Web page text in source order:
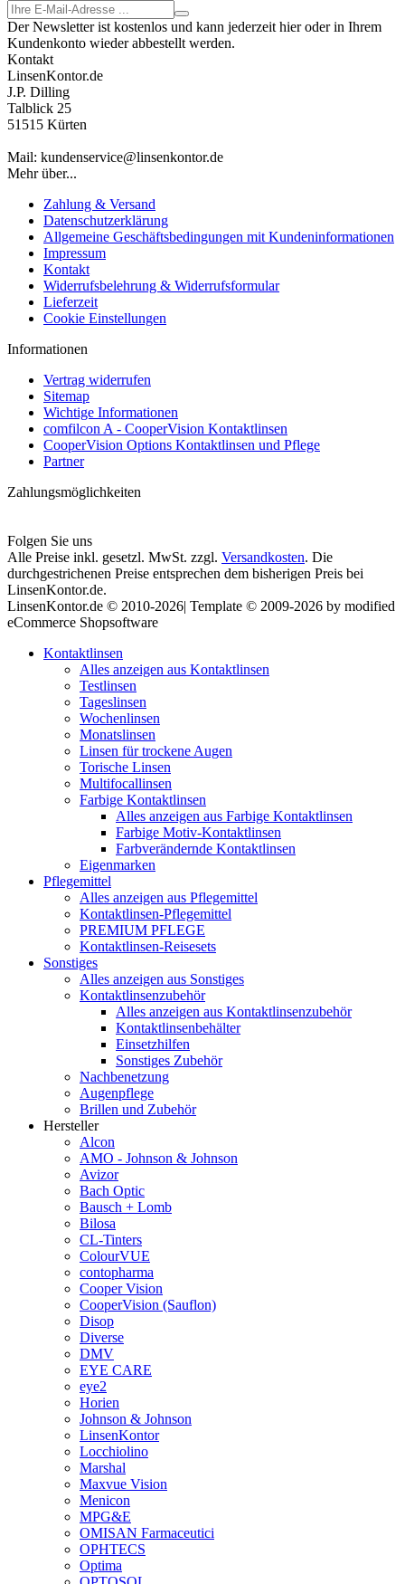
Der Newsletter ist kostenlos und kann jederzeit hier oder in Ihrem
Kundenkonto wieder abbestellt werden.
Kontakt
LinsenKontor.de
J.P. Dilling
Talblick 25
51515 Kürten
Mail: kundenservice@linsenkontor.de
Mehr über...
Zahlung & Versand
Datenschutzerklärung
Allgemeine Geschäftsbedingungen mit Kundeninformationen
Impressum
Kontakt
Widerrufsbelehrung & Widerrufsformular
Lieferzeit
Cookie Einstellungen
Informationen
Vertrag widerrufen
Sitemap
Wichtige Informationen
comfilcon A - CooperVision Kontaktlinsen
CooperVision Options Kontaktlinsen und Pflege
Partner
Zahlungsmöglichkeiten
Folgen Sie uns
Alle Preise inkl. gesetzl. MwSt. zzgl. Versandkosten. Die
durchgestrichenen Preise entsprechen dem bisherigen Preis bei
LinsenKontor.de.
LinsenKontor.de © 2010-2026| Template © 2009-2026 by modified
eCommerce Shopsoftware
Kontaktlinsen
Alles anzeigen aus Kontaktlinsen
Testlinsen
Tageslinsen
Wochenlinsen
Monatslinsen
Linsen für trockene Augen
Torische Linsen
Multifocallinsen
Farbige Kontaktlinsen
Alles anzeigen aus Farbige Kontaktlinsen
Farbige Motiv-Kontaktlinsen
Farbverändernde Kontaktlinsen
Eigenmarken
Pflegemittel
Alles anzeigen aus Pflegemittel
Kontaktlinsen-Pflegemittel
PREMIUM PFLEGE
Kontaktlinsen-Reisesets
Sonstiges
Alles anzeigen aus Sonstiges
Kontaktlinsenzubehör
Alles anzeigen aus Kontaktlinsenzubehör
Kontaktlinsenbehälter
Einsetzhilfen
Sonstiges Zubehör
Nachbenetzung
Augenpflege
Brillen und Zubehör
Hersteller
Alcon
AMO - Johnson & Johnson
Avizor
Bach Optic
Bausch + Lomb
Bilosa
CL-Tinters
ColourVUE
contopharma
Cooper Vision
CooperVision (Sauflon)
Disop
Diverse
DMV
EYE CARE
eye2
Horien
Johnson & Johnson
LinsenKontor
Locchiolino
Marshal
Maxvue Vision
Menicon
MPG&E
OMISAN Farmaceutici
OPHTECS
Optima